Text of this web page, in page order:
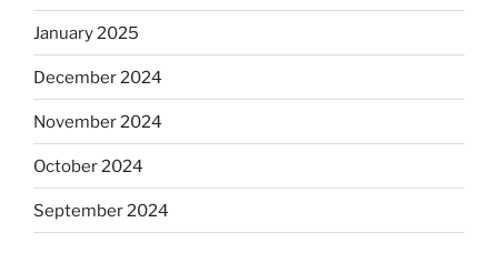
January 2025
December 2024
November 2024
October 2024
September 2024